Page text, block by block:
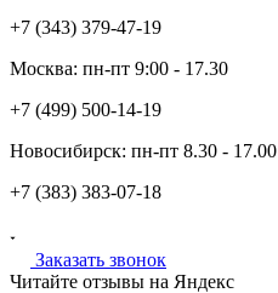
+7 (343) 379-47-19
Москва: пн-пт 9:00 - 17.30
+7 (499) 500-14-19
Новосибирск: пн-пт 8.30 - 17.00
+7 (383) 383-07-18
Заказать звонок
Читайте отзывы на Яндекс